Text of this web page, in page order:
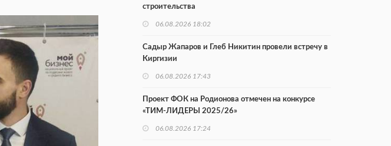
строительства
06.08.2026 18:02
Садыр Жапаров и Глеб Никитин провели встречу в
Киргизии
06.08.2026 17:43
Проект ФОК на Родионова отмечен на конкурсе
«ТИМ-ЛИДЕРЫ 2025/26»
06.08.2026 17:24